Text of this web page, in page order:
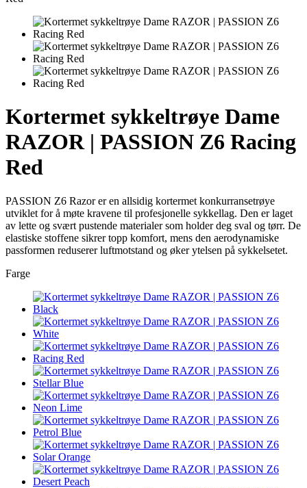
Kortermet sykkeltrøye Dame
RAZOR | PASSION Z6 Racing
Red
PASSION Z6 Razor er en allsidig kortermet konkurransetrøye
utviklet for å møte kravene til profesjonelle sykkellag. Den er laget
av lette og svært pustende materialer som holder deg sval og tørr. De
elastiske stoffene sikrer topp komfort, mens den aerodynamiske
passformen reduserer luftmotstand og øker ytelsen på sykkelsetet.
Farge